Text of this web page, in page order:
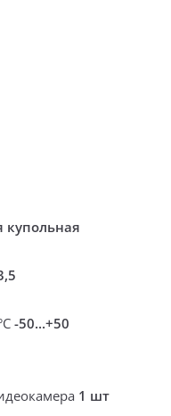
купольная
-50...+50
1 шт